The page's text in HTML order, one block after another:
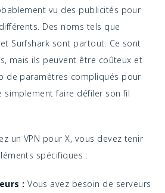
vu des publicités pour
Des noms tels que
et Surfshark sont partout. Ce sont
mais ils peuvent être coûteux et
de paramètres compliqués pour
simplement faire défiler son fil
un VPN pour X, vous devez tenir
spécifiques :
:Vous avez besoin de serveurs